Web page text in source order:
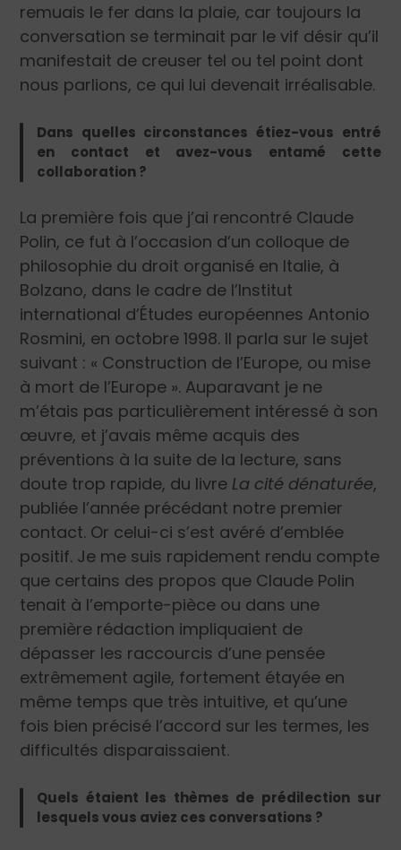
remuais le fer dans la plaie, car toujours la
conversation se terminait par le vif désir qu’il
manifestait de creuser tel ou tel point dont
nous parlions, ce qui lui devenait irréalisable.
Dans quelles circonstances étiez-vous entré
en contact et avez-vous entamé cette
collaboration ?
La première fois que j’ai rencontré Claude
Polin, ce fut à l’occasion d’un colloque de
philosophie du droit organisé en Italie, à
Bolzano, dans le cadre de l’Institut
international d’Études européennes Antonio
Rosmini, en octobre 1998. Il parla sur le sujet
suivant : « Construction de l’Europe, ou mise
à mort de l’Europe ». Auparavant je ne
m’étais pas particulièrement intéressé à son
œuvre, et j’avais même acquis des
préventions à la suite de la lecture, sans
doute trop rapide, du livre La cité dénaturée,
publiée l’année précédant notre premier
contact. Or celui-ci s’est avéré d’emblée
positif. Je me suis rapidement rendu compte
que certains des propos que Claude Polin
tenait à l’emporte-pièce ou dans une
première rédaction impliquaient de
dépasser les raccourcis d’une pensée
extrêmement agile, fortement étayée en
même temps que très intuitive, et qu’une
fois bien précisé l’accord sur les termes, les
difficultés disparaissaient.
Quels étaient les thèmes de prédilection sur
lesquels vous aviez ces conversations ?